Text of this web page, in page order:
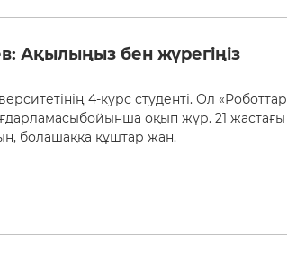
Ақылыңыз бен жүрегіңіз
4-курс студенті. Ол «Роботтар
оқып жүр. 21 жастағы
болашаққа құштар жан.